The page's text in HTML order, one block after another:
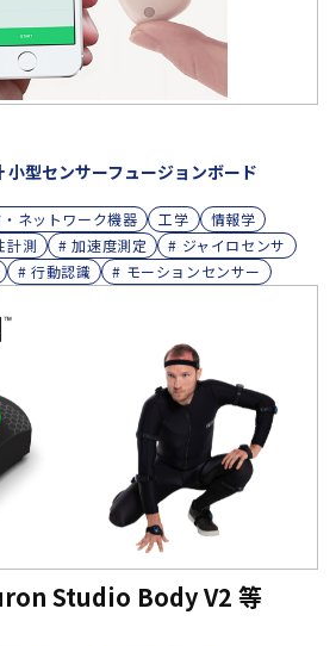
小型センサーフュージョンボード
ネットワーク機器 工学
情報学
計測 # 加速度測定
# ジャイロセンサ
# 行動認識 # モーションセンサー
Studio Body V2 等